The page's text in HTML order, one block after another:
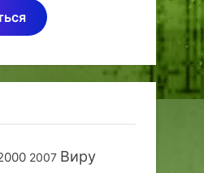
2007 Виру